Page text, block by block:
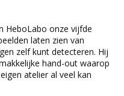
HeboLabo onze vijfde
laten zien van
zelf kunt detecteren. Hij
hand-out waarop
atelier al veel kan